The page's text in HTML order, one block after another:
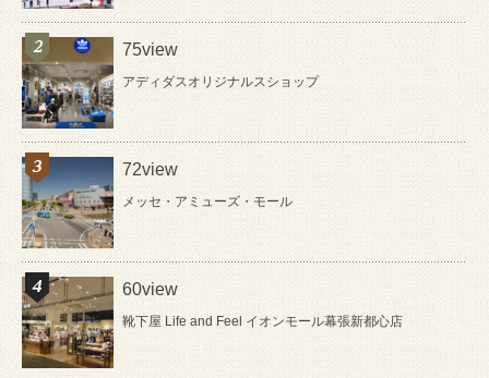
75view
アディダスオリジナルスショップ
72view
メッセ・アミューズ・モール
60view
靴下屋 Life and Feel イオンモール幕張新都心店